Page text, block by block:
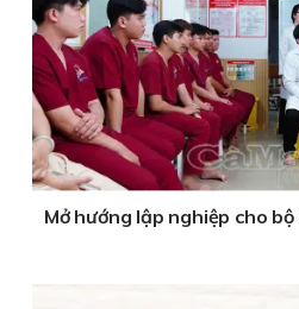
Mở hướng lập nghiệp cho